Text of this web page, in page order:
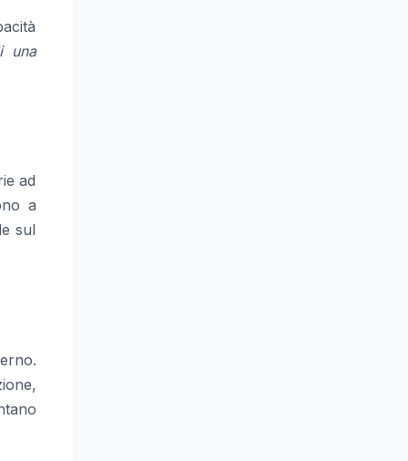
una
ad
a
sul